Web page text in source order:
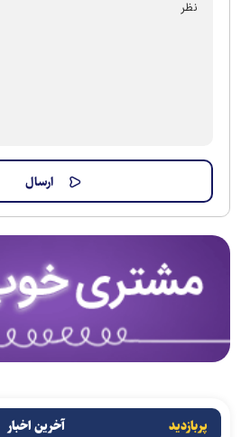
پربازدید آخرین اخبار